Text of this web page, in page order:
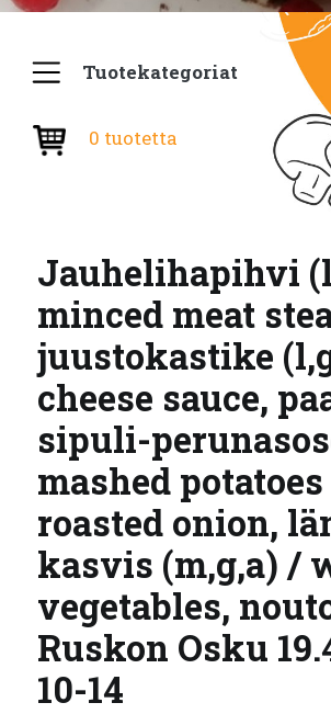
Tuotekategoriat
0 tuotetta
Jauhelihapihvi
minced meat
juustokastike
cheese sauce,
sipuli-
mashed
roasted onion,
kasvis (m,g,a) /
vegetables,
Ruskon Osku
10-14